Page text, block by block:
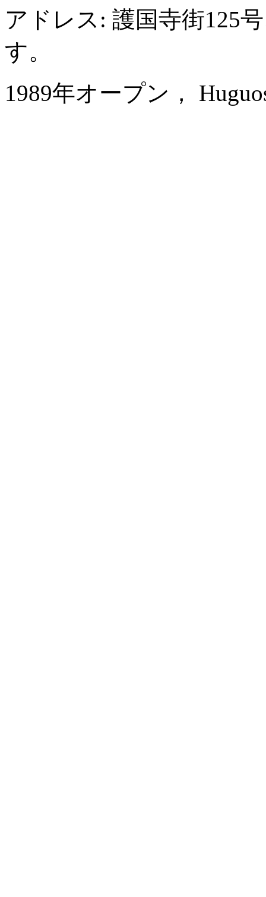
アドレス: 護国寺街125
す。
1989年オープン，